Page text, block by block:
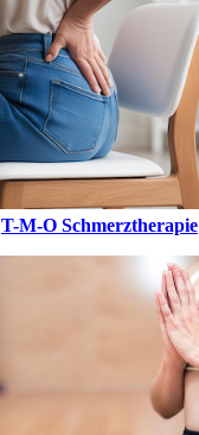
T-M-O Schmerztherapie